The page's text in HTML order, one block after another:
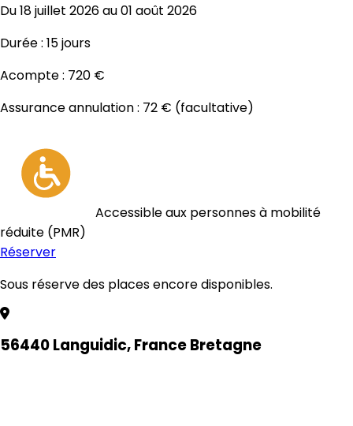
Du 18 juillet 2026 au 01 août 2026
Durée : 15 jours
Acompte : 720 €
Assurance annulation : 72 € (facultative)
Accessible aux personnes à mobilité
réduite (PMR)
Réserver
Sous réserve des places encore disponibles.
56440 Languidic, France Bretagne